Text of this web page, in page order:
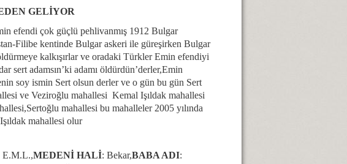
GELİYOR
efendi çok güçlü pehlivanmış 1912 Bulgar
Filibe kentinde Bulgar askeri ile güreşirken Bulgar
kalkışırlar ve oradaki Türkler Emin efendiyi
sert adamsın’ki adamı öldürdün’derler,Emin
soy ismin Sert olsun derler ve o gün bu gün Sert
ve Veziroğlu mahallesi Kemal Işıldak mahallesi
mahallesi bu mahalleler 2005 yılında
mahallesi olur
E.M.L.,MEDENİ HALİ: Bekar,BABA ADI: